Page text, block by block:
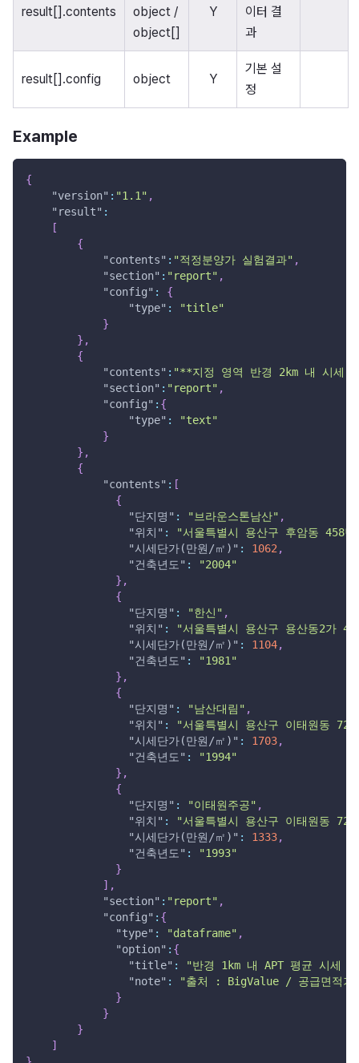
result[].contents
object /
object[]
Y
이터 결
과
result[].config object Y
기본 설
정
Example
{
"version" : "1.1" ,
"result" :
[
{
"contents" : "적정분양가 실험결과" ,
"section" : "report" ,
"config" :
{
"type" :
"title"
}
} ,
{
"contents" : "**지정 영역 반경 2km 내 시세
"section" : "report" ,
"config" : {
"type" :
"text"
}
} ,
{
"contents" : [
{
"단지명" : "브라운스톤남산" ,
"위치" :
"서울특별시 용산구 후암동 458
"시세단가(만원/㎡)" : 1062 ,
"건축년도" :
"2004"
} ,
{
"단지명" : "한신" ,
"위치" :
"서울특별시 용산구 용산동2가
"시세단가(만원/㎡)" : 1104,
"건축년도" :
"1981"
} ,
{
"단지명" : "남산대림" ,
"위치" :
"서울특별시 용산구 이태원동 729
"시세단가(만원/㎡)" : 1703,
"건축년도" :
"1994"
} ,
{
"단지명" : "이태원주공" ,
"위치" :
"서울특별시 용산구 이태원동 728
"시세단가(만원/㎡)" : 1333,
"건축년도" :
"1993"
}
] ,
"section" : "report" ,
"config" : {
"type" : "dataframe" ,
"option" : {
"title" :
"반경 1km 내 APT 평균 시세
"note" :
"출처 : BigValue / 공급면적
}
}
}
]